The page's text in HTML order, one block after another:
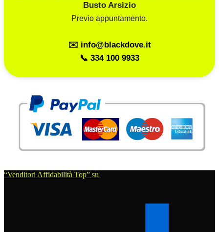
Busto Arsizio
Previo appuntamento.
✉️ info@blackdove.it
📞 334 100 9933
“Venditori Affidabilità Top” su